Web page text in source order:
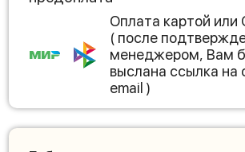
Оплата картой или
( после
менеджером, Вам
выслана ссылка на
email )